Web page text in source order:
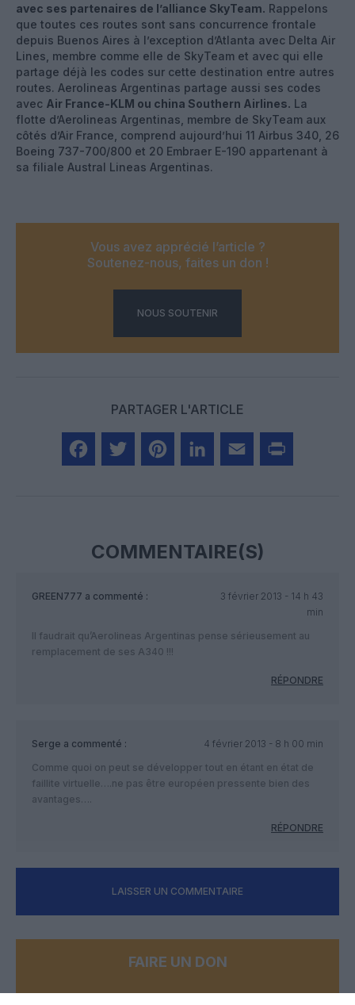
avec ses partenaires de l’alliance SkyTeam. Rappelons
que toutes ces routes sont sans concurrence frontale
depuis Buenos Aires à l’exception d’Atlanta avec Delta Air
Lines, membre comme elle de SkyTeam et avec qui elle
partage déjà les codes sur cette destination entre autres
routes. Aerolineas Argentinas partage aussi ses codes
avec Air France-KLM ou china Southern Airlines. La
flotte d’Aerolineas Argentinas, membre de SkyTeam aux
côtés d’Air France, comprend aujourd’hui 11 Airbus 340, 26
Boeing 737-700/800 et 20 Embraer E-190 appartenant à
sa filiale Austral Lineas Argentinas.
Vous avez apprécié l’article ?
Soutenez-nous, faites un don !
NOUS SOUTENIR
PARTAGER L'ARTICLE
COMMENTAIRE(S)
GREEN777 a commenté :
3 février 2013 - 14 h 43
min
Il faudrait qu’Aerolineas Argentinas pense sérieusement au
remplacement de ses A340 !!!
RÉPONDRE
Serge a commenté :
4 février 2013 - 8 h 00 min
Comme quoi on peut se développer tout en étant en état de
faillite virtuelle….ne pas être européen pressente bien des
avantages….
RÉPONDRE
LAISSER UN COMMENTAIRE
FAIRE UN DON